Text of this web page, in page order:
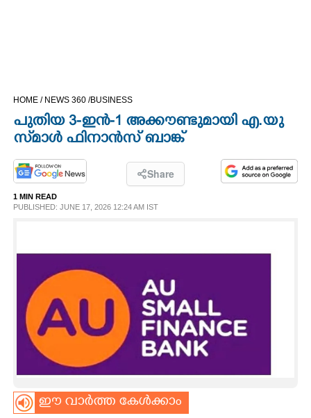
CINEMA
OPINION
PHOTOS
INFO+
ART
HOME / NEWS 360 /BUSINESS
പുതിയ 3-ഇൻ-1 അക്കൗണ്ടുമായി എ.യു
സ്‌മാൾ ഫിനാൻസ് ബാങ്ക്
Share
1 MIN READ
PUBLISHED: JUNE 17, 2026 12:24 AM IST
ഈ വാർത്ത കേൾക്കാം